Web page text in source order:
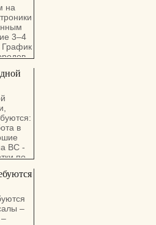
на
3–4
График
с
с
в
ВС -
по
–